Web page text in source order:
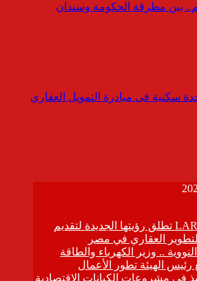
بين مطرقة الحكومة وسندان
سكنية فى مبادرة التمويل العقاري